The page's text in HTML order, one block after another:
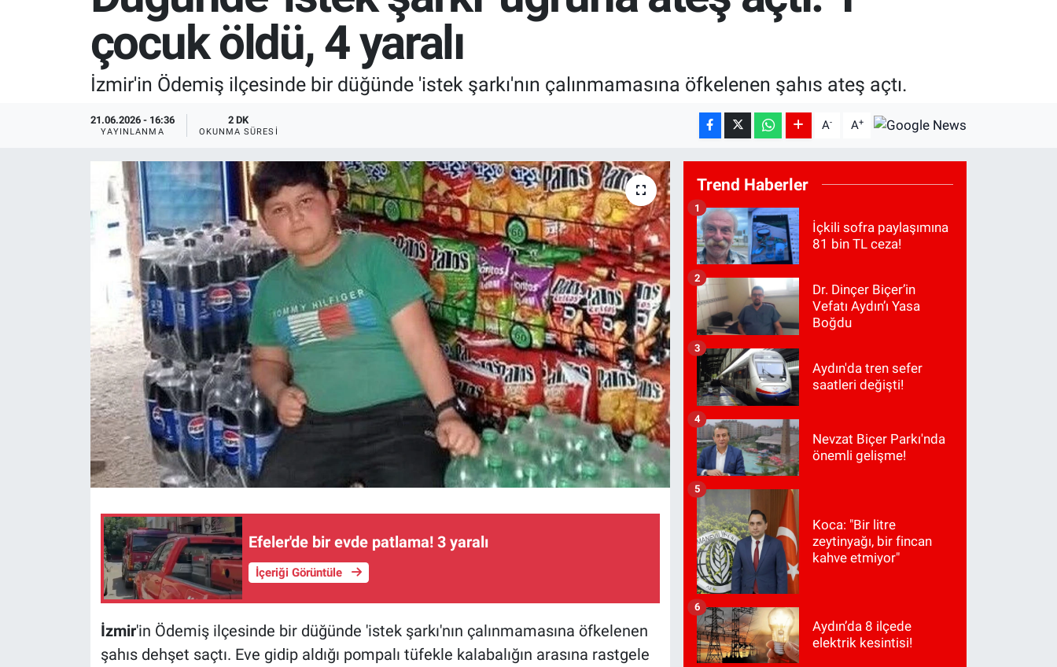
çocuk öldü, 4 yaralı
İzmir'in Ödemiş ilçesinde bir düğünde 'istek şarkı'nın çalınmamasına öfkelenen şahıs ateş açtı.
21.06.2026 - 16:36
YAYINLANMA
2 DK
OKUNMA SÜRESI A- A+
Efeler'de bir evde patlama! 3 yaralı
İçeriği Görüntüle
İzmir'in Ödemiş ilçesinde bir düğünde 'istek şarkı'nın çalınmamasına öfkelenen
şahıs dehşet saçtı. Eve gidip aldığı pompalı tüfekle kalabalığın arasına rastgele
Trend Haberler
İçkili sofra paylaşımına
81 bin TL ceza!
1
Dr. Dinçer Biçer’in
Vefatı Aydın’ı Yasa
Boğdu
2
Aydın'da tren sefer
saatleri değişti!
3
Nevzat Biçer Parkı'nda
önemli gelişme!
4
Koca: "Bir litre
zeytinyağı, bir fincan
kahve etmiyor"
5
Aydın’da 8 ilçede
elektrik kesintisi!
6
RESMİ İLANLAR